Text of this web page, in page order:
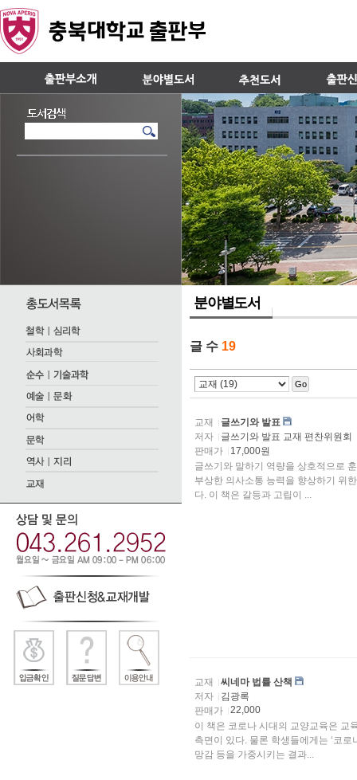
분야별도서
글 수 19
Go
교재
글쓰기와 발표
저자
글쓰기와 발표 교재 편찬위원회
판매가
17,000원
글쓰기와 말하기 역량을 상호적으로
부상한 의사소통 능력을 향상하기 위
다. 이 책은 갈등과 고립이 ...
교재
씨네마 법률 산책
저자
김광록
판매가
22,000
이 책은 코로나 시대의 교양교육은 교
측면이 있다. 물론 학생들에게는 ‘코
망감 등을 가중시키는 결과...